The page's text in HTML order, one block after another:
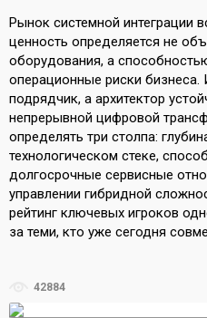
Рынок системной интеграции
ценность определяется не
оборудования, а
операционные риски бизнеса.
подрядчик, а архитектор
непрерывной цифровой
определять три столпа:
технологическом стеке,
долгосрочные сервисные
управлении гибридной
рейтинг ключевых игроков
за теми, кто уже сегодня
42884